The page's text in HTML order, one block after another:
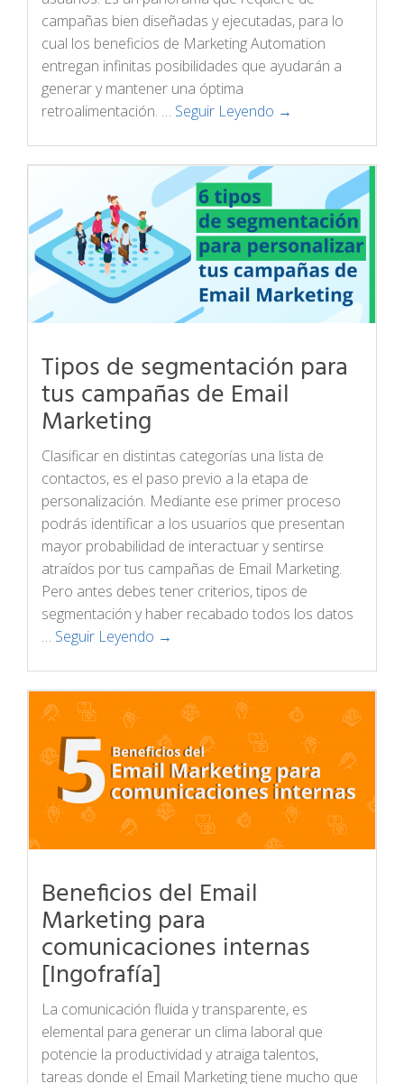
campañas bien diseñadas y ejecutadas, para lo
cual los beneficios de Marketing Automation
entregan infinitas posibilidades que ayudarán a
generar y mantener una óptima
retroalimentación. … Seguir Leyendo →
Tipos de segmentación para
tus campañas de Email
Marketing
Clasificar en distintas categorías una lista de
contactos, es el paso previo a la etapa de
personalización. Mediante ese primer proceso
podrás identificar a los usuarios que presentan
mayor probabilidad de interactuar y sentirse
atraídos por tus campañas de Email Marketing.
Pero antes debes tener criterios, tipos de
segmentación y haber recabado todos los datos
… Seguir Leyendo →
Beneficios del Email
Marketing para
comunicaciones internas
[Ingofrafía]
La comunicación fluida y transparente, es
elemental para generar un clima laboral que
potencie la productividad y atraiga talentos,
tareas donde el Email Marketing tiene mucho que